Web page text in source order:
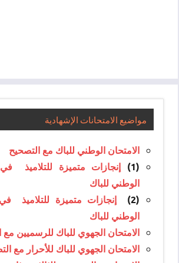
مواضيع الامتحانات الإشهادية
الامتحان الوطني للباك مع التصحيح
(1)
إنجازات متميزة للتلاميذ في
الوطني للباك
(2)
إنجازات متميزة للتلاميذ
الوطني للباك
الامتحان الجهوي للباك للرسميين مع
الامتحان الجهوي للباك للأحرار مع